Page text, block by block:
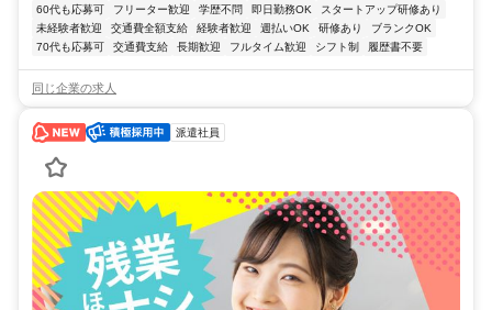
60代も応募可 フリーター歓迎 学歴不問 即日勤務OK
スタートアップ研修あり
未経験者歓迎
交通費全額支給 経験者歓迎 週払いOK 研修あり
ブランクOK
70代も応募可
交通費支給 長期歓迎 フルタイム歓迎 シフト制 履歴書不要
同じ企業の求人
派遣社員